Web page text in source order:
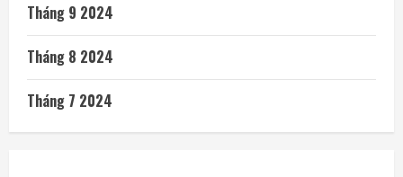
Tháng 9 2024
Tháng 8 2024
Tháng 7 2024